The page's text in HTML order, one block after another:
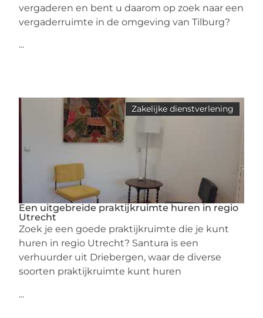
vergaderen en bent u daarom op zoek naar een
vergaderruimte in de omgeving van Tilburg?
...
Zakelijke dienstverlening
Een uitgebreide praktijkruimte huren in regio
Utrecht
Zoek je een goede praktijkruimte die je kunt
huren in regio Utrecht? Santura is een
verhuurder uit Driebergen, waar de diverse
soorten praktijkruimte kunt huren
...